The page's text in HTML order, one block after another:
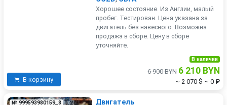
Хорошее состояние. Из Англии, малый
пробег. Тестирован. Цена указана за
двигатель без навесного. Возможна
продажа в сборе. Цену в сборе
уточняйте.
В корзину
В наличии
6 900 BYN 6 210 BYN
~ 2 070 $ ~ 0 ₽
№ 999593980159_8 Двигатель